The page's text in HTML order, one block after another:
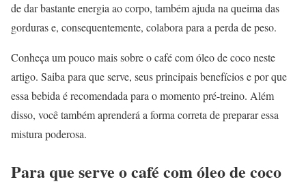
de dar bastante energia ao corpo, também ajuda na queima das
gorduras e, consequentemente, colabora para a perda de peso.
Conheça um pouco mais sobre o café com óleo de coco neste
artigo. Saiba para que serve, seus principais benefícios e por que
essa bebida é recomendada para o momento pré-treino. Além
disso, você também aprenderá a forma correta de preparar essa
mistura poderosa.
Para que serve o café com óleo de coco